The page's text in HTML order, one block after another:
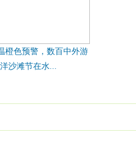
橙色预警，数百中外游
沙滩节在水...